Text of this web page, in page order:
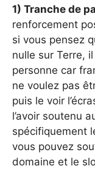
1) Tranche de
renforcement
si vous pensez
nulle sur Terre,
personne car
ne voulez pas
puis le voir
l’avoir soutenu
spécifiquement
vous pouvez
domaine et le